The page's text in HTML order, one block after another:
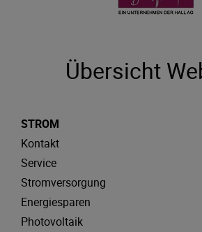
Übersicht
STROM
Kontakt
Service
Stromversorgung
Energiesparen
Photovoltaik